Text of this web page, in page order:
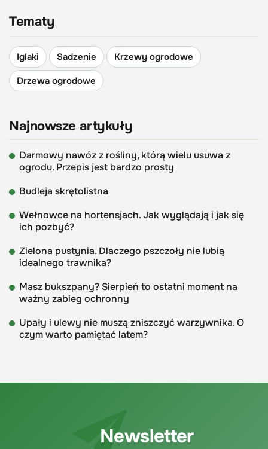
Tematy
Iglaki Sadzenie
Krzewy ogrodowe
Drzewa ogrodowe
Najnowsze artykuły
Darmowy nawóz z rośliny, którą wielu usuwa z
ogrodu. Przepis jest bardzo prosty
Budleja skrętolistna
Wełnowce na hortensjach. Jak wyglądają i jak się
ich pozbyć?
Zielona pustynia. Dlaczego pszczoły nie lubią
idealnego trawnika?
Masz bukszpany? Sierpień to ostatni moment na
ważny zabieg ochronny
Upały i ulewy nie muszą zniszczyć warzywnika. O
czym warto pamiętać latem?
Newsletter